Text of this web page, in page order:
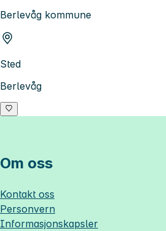
Berlevåg kommune
Sted
Berlevåg
Om oss
Kontakt oss
Personvern
Informasjonskapsler